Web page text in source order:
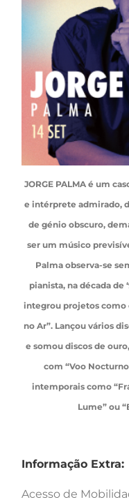
JORGE PALMA é um
e intérprete admirado,
de génio obscuro,
ser um músico
Palma observa-se
pianista, na década de
integrou projetos como
no Ar”. Lançou vários
e somou discos de
com “Voo
intemporais como
Lume” ou
Informação Extra:
Acesso de